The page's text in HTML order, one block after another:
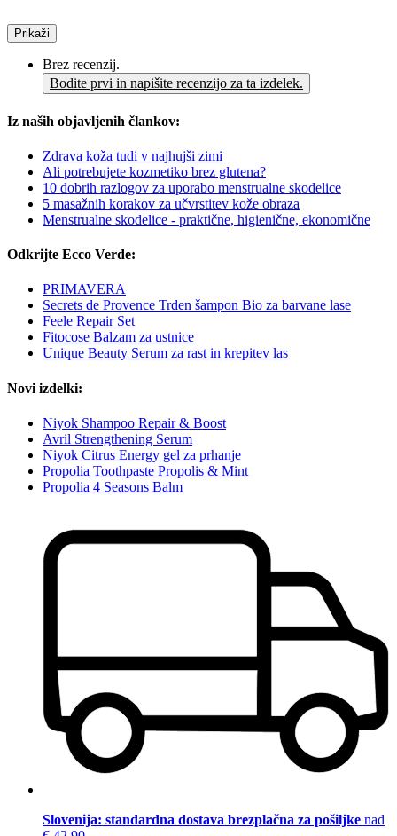
Prikaži
Brez recenzij.
Bodite prvi in napišite recenzijo za ta izdelek.
Iz naših objavljenih člankov:
Zdrava koža tudi v najhujši zimi
Ali potrebujete kozmetiko brez glutena?
10 dobrih razlogov za uporabo menstrualne skodelice
5 masažnih korakov za učvrstitev kože obraza
Menstrualne skodelice - praktične, higienične, ekonomične
Odkrijte Ecco Verde:
PRIMAVERA
Secrets de Provence Trden šampon Bio za barvane lase
Feele Repair Set
Fitocose Balzam za ustnice
Unique Beauty Serum za rast in krepitev las
Novi izdelki:
Niyok Shampoo Repair & Boost
Avril Strengthening Serum
Niyok Citrus Energy gel za prhanje
Propolia Toothpaste Propolis & Mint
Propolia 4 Seasons Balm
Slovenija: standardna dostava brezplačna za pošiljke nad